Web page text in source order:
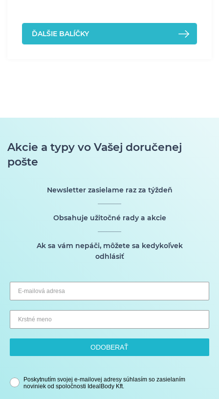
ĎALŠIE BALÍČKY
Akcie a typy vo Vašej doručenej
pošte
Newsletter zasielame raz za týždeň
Obsahuje užitočné rady a akcie
Ak sa vám nepáči, môžete sa kedykoľvek
odhlásiť
ODOBERAŤ
Poskytnutím svojej e-mailovej adresy súhlasím so zasielaním
noviniek od spoločnosti IdealBody Kft.